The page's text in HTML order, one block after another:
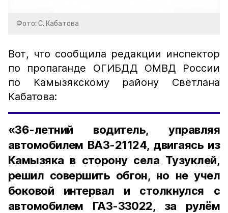
Фото: С. Кабатова
Вот, что сообщила редакции инспектор
по пропаганде ОГИБДД ОМВД России
по Камызякскому району Светлана
Кабатова:
«36-летний водитель, управляя
автомобилем ВАЗ-21124, двигаясь из
Камызяка в сторону села Тузуклей,
решил совершить обгон, но не учел
боковой интервал и столкнулся с
автомобилем ГАЗ-33022, за рулём